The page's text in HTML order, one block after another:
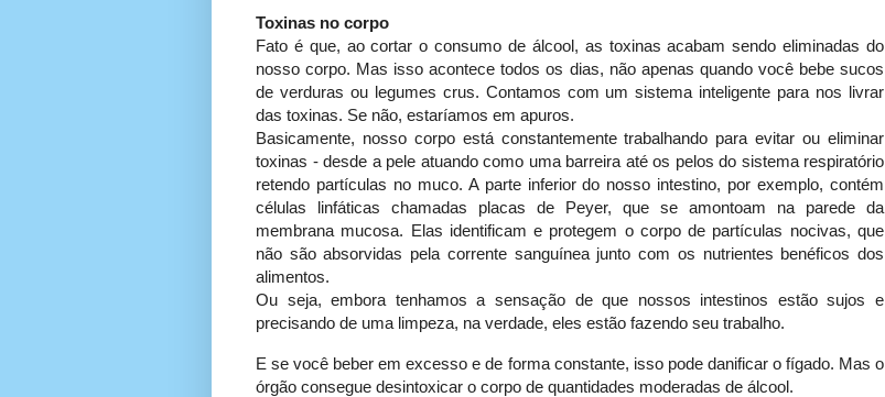
Toxinas no corpo
Fato é que, ao cortar o consumo de álcool, as toxinas acabam sendo eliminadas do
nosso corpo. Mas isso acontece todos os dias, não apenas quando você bebe sucos
de verduras ou legumes crus. Contamos com um sistema inteligente para nos livrar
das toxinas. Se não, estaríamos em apuros.
Basicamente, nosso corpo está constantemente trabalhando para evitar ou eliminar
toxinas - desde a pele atuando como uma barreira até os pelos do sistema respiratório
retendo partículas no muco. A parte inferior do nosso intestino, por exemplo, contém
células linfáticas chamadas placas de Peyer, que se amontoam na parede da
membrana mucosa. Elas identificam e protegem o corpo de partículas nocivas, que
não são absorvidas pela corrente sanguínea junto com os nutrientes benéficos dos
alimentos.
Ou seja, embora tenhamos a sensação de que nossos intestinos estão sujos e
precisando de uma limpeza, na verdade, eles estão fazendo seu trabalho.
E se você beber em excesso e de forma constante, isso pode danificar o fígado. Mas o
órgão consegue desintoxicar o corpo de quantidades moderadas de álcool.